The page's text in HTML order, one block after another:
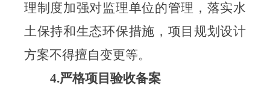
理制度加强对监理单位的管理，落实水
土保持和生态环保措施，项目规划设计
方案不得擅自变更等。
4.严格项目验收备案